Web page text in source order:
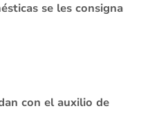
se les consigna
con el auxilio de